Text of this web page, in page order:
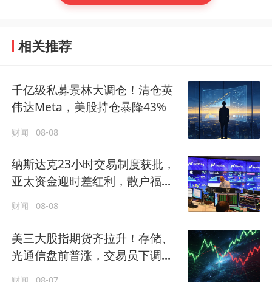
相关推荐
千亿级私募景林大调仓！清仓英
伟达Meta，美股持仓暴降43%
财闻 08-08
纳斯达克23小时交易制度获批，
亚太资金迎时差红利，散户福音
还是量化镰刀的狂欢？
财闻 08-08
美三大股指期货齐拉升！存储、
光通信盘前普涨，交易员下调美